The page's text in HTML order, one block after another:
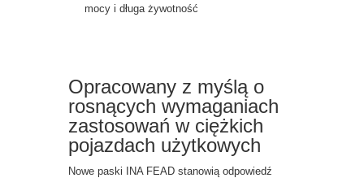
mocy i długa żywotność
Opracowany z myślą o
rosnących wymaganiach
zastosowań w ciężkich
pojazdach użytkowych
Nowe paski INA FEAD stanowią odpowiedź